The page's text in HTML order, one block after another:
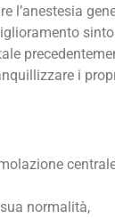
i
normalità,